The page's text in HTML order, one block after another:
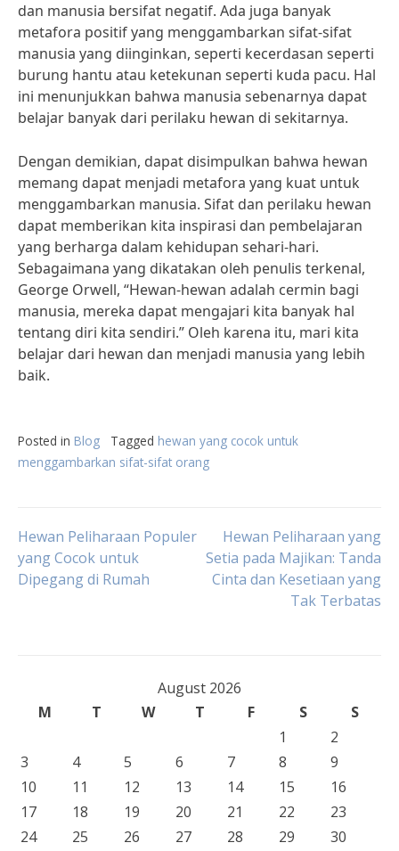
dan manusia bersifat negatif. Ada juga banyak
metafora positif yang menggambarkan sifat-sifat
manusia yang diinginkan, seperti kecerdasan seperti
burung hantu atau ketekunan seperti kuda pacu. Hal
ini menunjukkan bahwa manusia sebenarnya dapat
belajar banyak dari perilaku hewan di sekitarnya.
Dengan demikian, dapat disimpulkan bahwa hewan
memang dapat menjadi metafora yang kuat untuk
menggambarkan manusia. Sifat dan perilaku hewan
dapat memberikan kita inspirasi dan pembelajaran
yang berharga dalam kehidupan sehari-hari.
Sebagaimana yang dikatakan oleh penulis terkenal,
George Orwell, “Hewan-hewan adalah cermin bagi
manusia, mereka dapat mengajari kita banyak hal
tentang diri kita sendiri.” Oleh karena itu, mari kita
belajar dari hewan dan menjadi manusia yang lebih
baik.
Posted in Blog Tagged hewan yang cocok untuk
menggambarkan sifat-sifat orang
Post
navigation
Hewan Peliharaan Populer
yang Cocok untuk
Dipegang di Rumah
Hewan Peliharaan yang
Setia pada Majikan: Tanda
Cinta dan Kesetiaan yang
Tak Terbatas
August 2026
M
T W T F S
S
1
2
3
4 5 6 7 8
9
10
11 12 13 14 15
16
17
18 19 20 21 22
23
24
25 26 27 28 29 30